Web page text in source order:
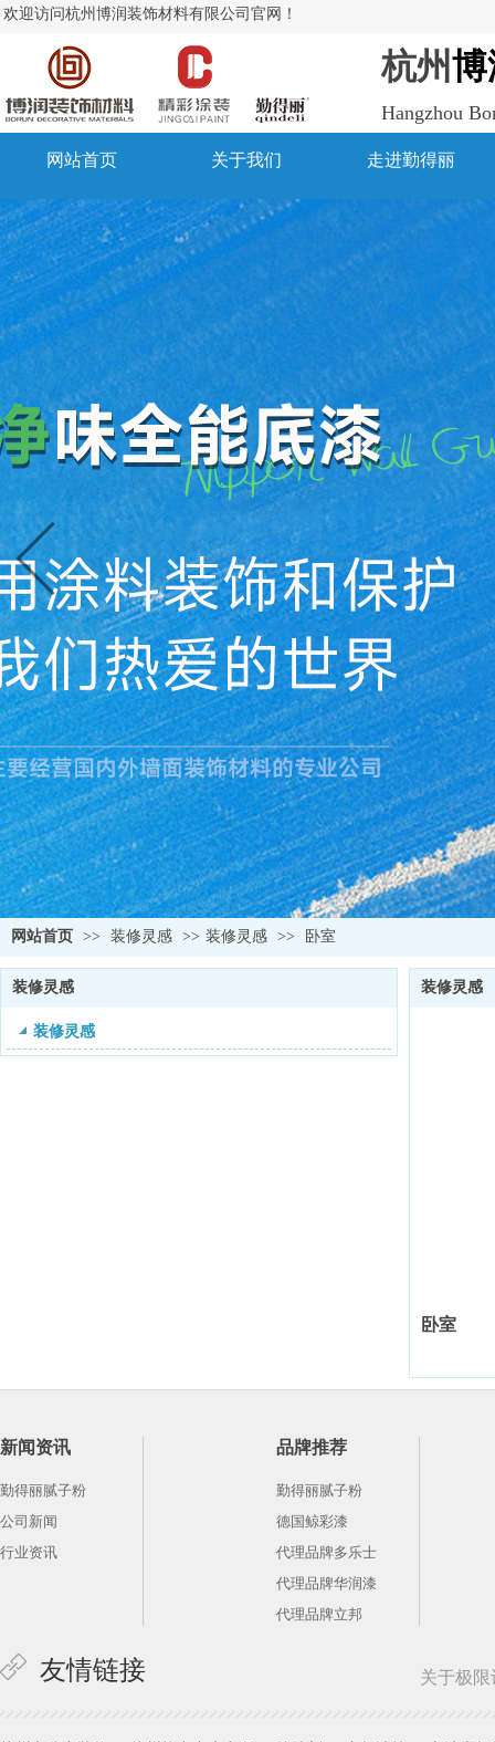
欢迎访问杭州博润装饰材料有限公司官网！
杭州博
Hangzhou
网站首页 关于我们 走进勤得丽
网站首页 >> 装修灵感 >> 装修灵感 >> 卧室
装修灵感
装修灵感
装修灵感
卧室
友情链接
品牌推荐
勤得丽腻子粉
德国鲸彩漆
代理品牌多乐士
代理品牌华润漆
代理品牌立邦
新闻资讯
勤得丽腻子粉
公司新闻
行业资讯
关于极